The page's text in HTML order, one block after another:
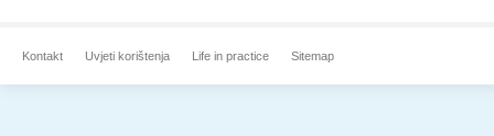
Kontakt Uvjeti korištenja Life in practice Sitemap